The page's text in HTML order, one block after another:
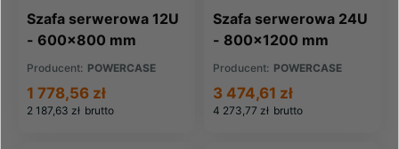
Szafa serwerowa 12U
- 600x800 mm
Producent: POWERCASE
2 187,63 zł brutto
1 778,56 zł
Szafa serwerowa 24U
- 800x1200 mm
Producent: POWERCASE
4 273,77 zł brutto
3 474,61 zł